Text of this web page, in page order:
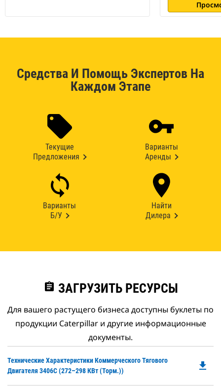
Средства И Помощь Экспертов На
Каждом Этапе
Текущие
Предложения
Варианты
Аренды
Варианты
Б/У
Найти
Дилера
assignment ЗАГРУЗИТЬ РЕСУРСЫ
Для вашего растущего бизнеса доступны буклеты по
продукции Caterpillar и другие информационные
документы.
Технические Характеристики Коммерческого Тягового
Двигателя 3406C (272–298 КВт (торм.))
file_download